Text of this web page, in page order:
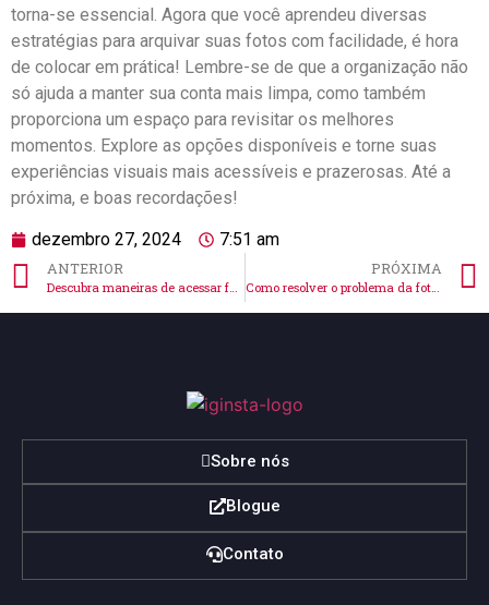
torna-se essencial.‍ Agora que você aprendeu diversas
estratégias para arquivar suas ‍fotos com⁢ facilidade,⁢ é hora
de colocar em prática! Lembre-se de que a organização ​não
só ajuda a manter sua conta mais ⁤limpa, ​como também
proporciona um espaço⁢ para revisitar⁢ os melhores
momentos. Explore as opções disponíveis e torne ⁣suas
experiências​ visuais mais acessíveis e ​prazerosas. Até a
próxima, e boas recordações!
dezembro 27, 2024 7:51 am
ANTERIOR PRÓXIMA
Como resolver o problema da foto do avatar grande no Instagram
Sobre nós
Blogue
Contato